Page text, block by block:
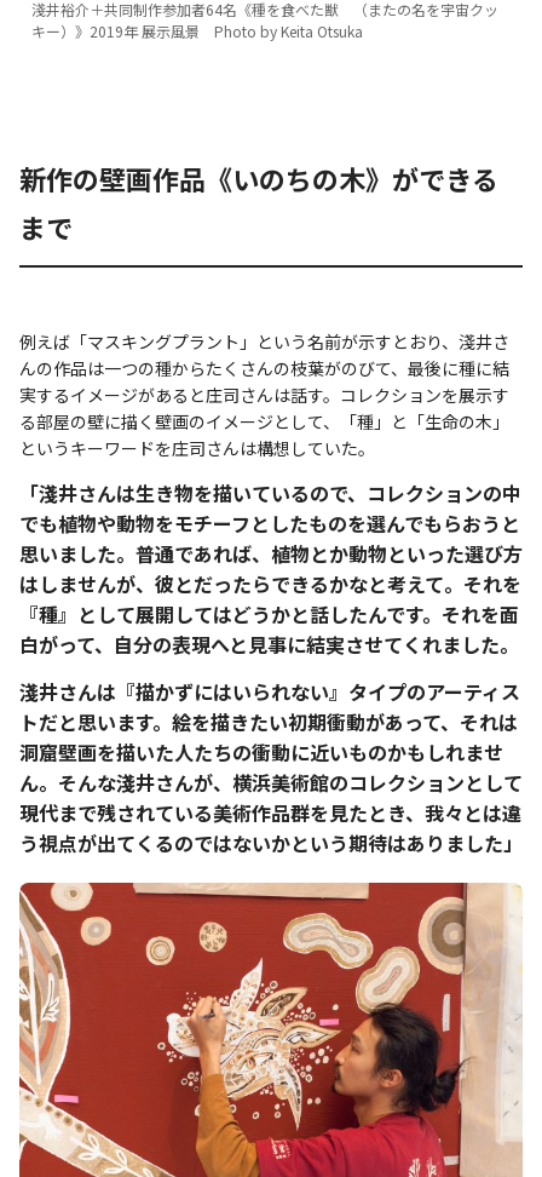
淺井裕介＋共同制作参加者64名《種を食べた獣 （またの名を宇宙クッ
キー）》2019年 展示風景 Photo by Keita Otsuka
新作の壁画作品《いのちの木》ができる
まで
例えば「マスキングプラント」という名前が示すとおり、淺井さ
んの作品は一つの種からたくさんの枝葉がのびて、最後に種に結
実するイメージがあると庄司さんは話す。コレクションを展示す
る部屋の壁に描く壁画のイメージとして、「種」と「生命の木」
というキーワードを庄司さんは構想していた。
「淺井さんは生き物を描いているので、コレクションの中
でも植物や動物をモチーフとしたものを選んでもらおうと
思いました。普通であれば、植物とか動物といった選び方
はしませんが、彼とだったらできるかなと考えて。それを
『種』として展開してはどうかと話したんです。それを面
白がって、自分の表現へと見事に結実させてくれました。
淺井さんは『描かずにはいられない』タイプのアーティス
トだと思います。絵を描きたい初期衝動があって、それは
洞窟壁画を描いた人たちの衝動に近いものかもしれませ
ん。そんな淺井さんが、横浜美術館のコレクションとして
現代まで残されている美術作品群を見たとき、我々とは違
う視点が出てくるのではないかという期待はありました」